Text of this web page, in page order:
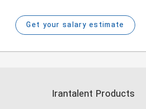
Get your salary estimate
Irantalent Products